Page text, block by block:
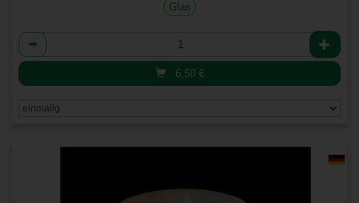
Glas
Anzahl
6,50 €